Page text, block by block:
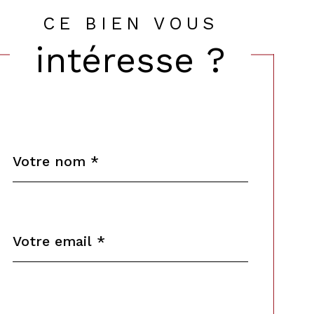
CE BIEN VOUS
intéresse ?
par
défaut
*
*